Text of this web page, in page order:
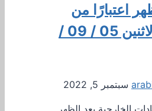
اعتبارًا من
اليوم الاثنين 05 / 09 /
سبتمبر 5, 2022
الخارجية بعد الظهر